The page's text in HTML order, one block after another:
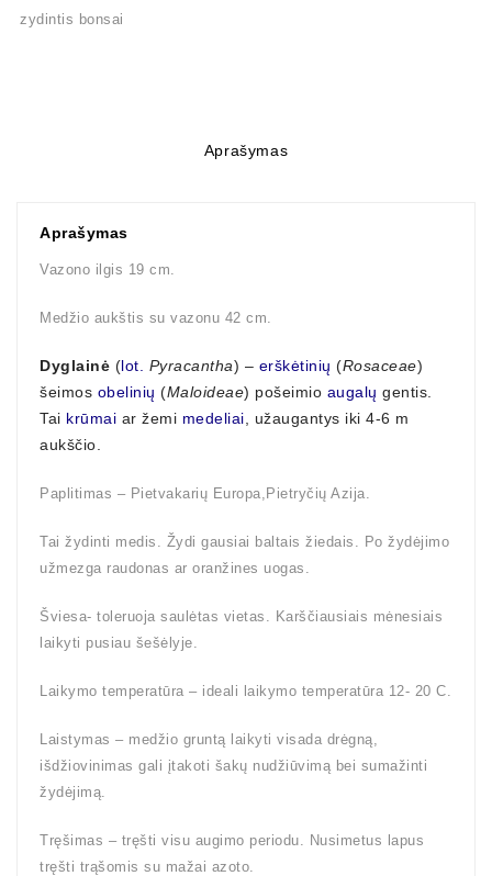
zydintis bonsai
Aprašymas
Aprašymas
Vazono ilgis 19 cm.
Medžio aukštis su vazonu 42 cm.
Dyglainė (lot. Pyracantha) – erškėtinių (Rosaceae)
šeimos obelinių (Maloideae) pošeimio augalų gentis.
Tai krūmai ar žemi medeliai , užaugantys iki 4-6 m
aukščio.
Paplitimas – Pietvakarių Europa,Pietryčių Azija.
Tai žydinti medis. Žydi gausiai baltais žiedais. Po žydėjimo
užmezga raudonas ar oranžines uogas.
Šviesa- toleruoja saulėtas vietas. Karščiausiais mėnesiais
laikyti pusiau šešėlyje.
Laikymo temperatūra – ideali laikymo temperatūra 12- 20 C.
Laistymas – medžio gruntą laikyti visada drėgną,
išdžiovinimas gali įtakoti šakų nudžiūvimą bei sumažinti
žydėjimą.
Tręšimas – tręšti visu augimo periodu. Nusimetus lapus
tręšti trąšomis su mažai azoto.